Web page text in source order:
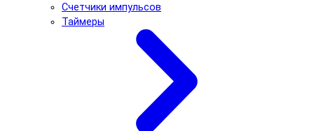
Счетчики импульсов
Таймеры